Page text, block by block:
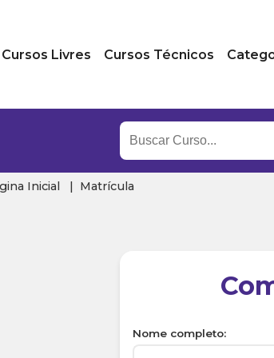
Cursos Livres Cursos Técnicos
Inicial Matrícula
Nome completo: